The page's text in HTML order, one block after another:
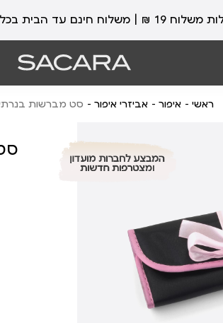
19 ₪ | משלוח חינם עד הבית בכל קנייה מעל 99 ₪
ראשי איפור אביזרי איפור סט מברשות